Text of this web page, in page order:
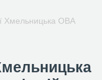
Хмельницька ОВА